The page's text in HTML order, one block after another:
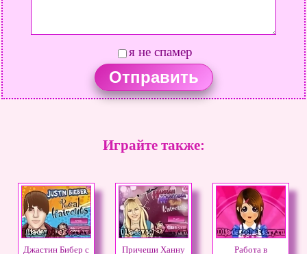
я не спамер
Играйте также:
Джастин Бибер с Причеши Ханну Работа в